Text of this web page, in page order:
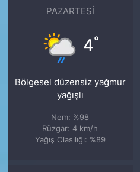
PAZARTESI
4°
Bölgesel düzensiz yağmur
yağışlı
Nem: %98
Rüzgar: 4 km/h
Yağış Olasılığı: %89